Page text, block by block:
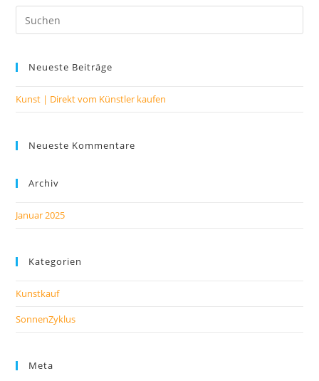
Neueste Beiträge
Kunst | Direkt vom Künstler kaufen
Neueste Kommentare
Archiv
Januar 2025
Kategorien
Kunstkauf
SonnenZyklus
Meta